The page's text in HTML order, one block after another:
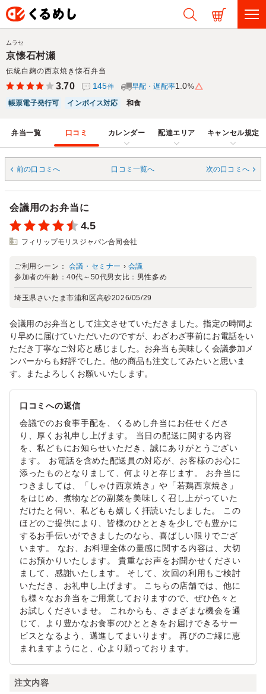
京懐石村瀬
伝統白麹の西京焼き懐石弁当
ムラセ
3.70 145件 早配・遅配率1.0%
帳票電子発行可
インボイス対応 和食
弁当一覧 口コミ カレンダー 配達エリア キャンセル規定
前の口コミへ 口コミ一覧へ 次の口コミへ
会議用のお弁当に
4.5
フィリップモリスジャパン合同会社
ご利用シーン： 会議・セミナー › 会議
参加者の年齢：40代～50代男女比： 男性多め
埼玉県さいたま市浦和区高砂2026/05/29
会議用のお弁当として注文させていただきました。指定の時間よ
り早めに届けていただいたのですが、わざわざ事前にお電話をい
ただき丁寧なご対応と感じました。お弁当も美味しく会議参加メ
ンバーからも好評でした。他の商品も注文してみたいと思いま
す。またよろしくお願いいたします。
口コミへの返信
会議でのお食事手配を、くるめし弁当にお任せくださ
り、厚くお礼申し上げます。 当日の配送に関する内容
を、私どもにお知らせいただき、誠にありがとうござい
ます。 お電話を含めた配送員の対応が、お客様のお心に
添ったものとなりまして、何よりと存じます。 お弁当に
つきましては、「しゃけ西京焼き」や「若鶏西京焼き」
をはじめ、煮物などの副菜を美味しく召し上がっていた
だけたと伺い、私どもも嬉しく拝読いたしました。 この
ほどのご提供により、皆様のひとときを少しでも豊かに
するお手伝いができましたのなら、喜ばしい限りでござ
います。 なお、お料理全体の量感に関する内容は、大切
にお預かりいたします。 貴重なお声をお聞かせください
まして、感謝いたします。 そして、次回の利用もご検討
いただき、お礼申し上げます。 こちらの店舗では、他に
も様々なお弁当をご用意しておりますので、ぜひ色々と
お試しくださいませ。 これからも、さまざまな機会を通
じて、より豊かなお食事のひとときをお届けできるサー
ビスとなるよう、邁進してまいります。 再びのご縁に恵
まれますようにと、心より願っております。
注文内容